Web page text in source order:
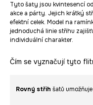
Tyto šaty jsou kvintesencí
akce a párty. Jejich krátký
efektní celek. Model na
jednoduchá linie střihu
individuální charakter.
Čím se vyznačují tyto
Rovný střih šatů